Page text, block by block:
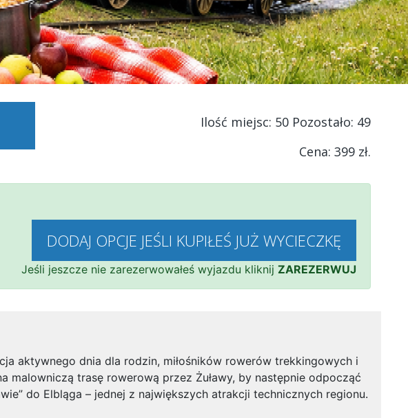
Ilość miejsc: 50 Pozostało: 49
Cena: 399 zł.
DODAJ OPCJE JEŚLI KUPIŁEŚ JUŻ WYCIECZKĘ
Jeśli jeszcze nie zarezerwowałeś wyjazdu kliknijZAREZERWUJ
aktywnego dnia dla rodzin, miłośników rowerów trekkingowych i
trasę rowerową przez Żuławy, by następnie odpocząć
do Elbląga – jednej z największych atrakcji technicznych regionu.